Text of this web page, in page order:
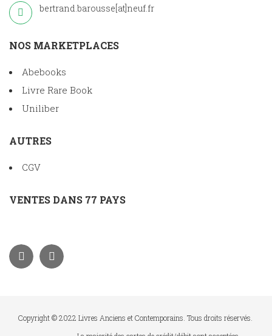
bertrand.barousse[at]neuf.fr
NOS MARKETPLACES
Abebooks
Livre Rare Book
Uniliber
AUTRES
CGV
VENTES DANS 77 PAYS
Copyright © 2022 Livres Anciens et Contemporains. Tous droits réservés.